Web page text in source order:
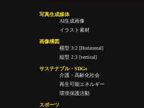
写真生成媒体
AI生成画像
イラスト素材
画像構図
横型 3:2 [Horizontal]
縦型 2:3 [vertical]
サステナブル・SDGs
介護・高齢化社会
再生可能エネルギー
環境保護活動
スポーツ